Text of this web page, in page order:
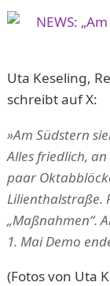
Uta Keseling,
schreibt auf X:
»Am Südstern
Alles friedlich,
paar
Lilienthalstraße.
„Maßnahmen“.
1. Mai Demo
(Fotos von Uta